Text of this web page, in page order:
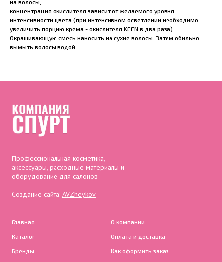
на волосы,
концентрация окислителя зависит от желаемого уровня
интенсивности цвета (при интенсивном осветлении необходимо
увеличить порцию крема - окислителя KEEN в два раза).
Окрашивающую смесь наносить на сухие волосы. Затем обильно
вымыть волосы водой.
Профессиональная косметика,
аксессуары, расходные материалы и
оборудование для салонов
Создание сайта: AVZheykov
Главная
Каталог
Бренды
О компании
Оплата и доставка
Как оформить заказ